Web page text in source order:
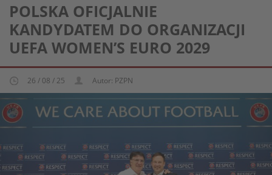
POLSKA OFICJALNIE
KANDYDATEM DO ORGANIZACJI
UEFA WOMEN’S EURO 2029
26 / 08 / 25 Autor: PZPN